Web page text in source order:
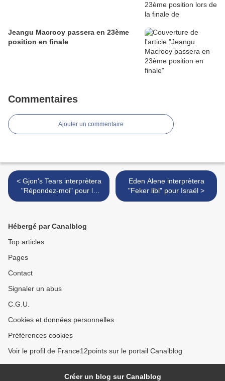
Jeangu Macrooy passera en 23ème
position en finale
Commentaires
Ajouter un commentaire
< Gjon's Tears interprètera
"Répondez-moi" pour la
Suisse
Eden Alene interprètera
"Feker libi" pour Israël >
Hébergé par Canalblog
Top articles
Pages
Contact
Signaler un abus
C.G.U.
Cookies et données personnelles
Préférences cookies
Voir le profil de France12points sur le portail Canalblog
Créer un blog sur Canalblog